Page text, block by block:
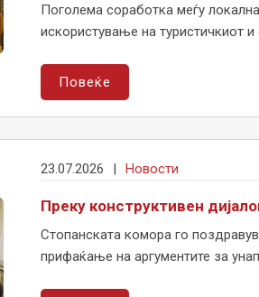
Поголема соработка меѓу
искористување на туристичкиот
Повеќе
23.07.2026 | Новости
Преку конструктивен
Стопанската комора го
прифаќање на аргументите за